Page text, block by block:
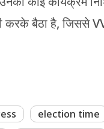
करके बैठा है, जिससे
election time